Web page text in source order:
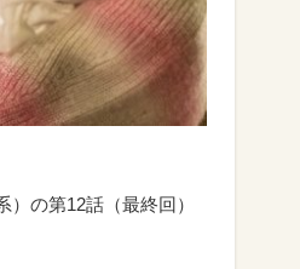
の第12話（最終回）